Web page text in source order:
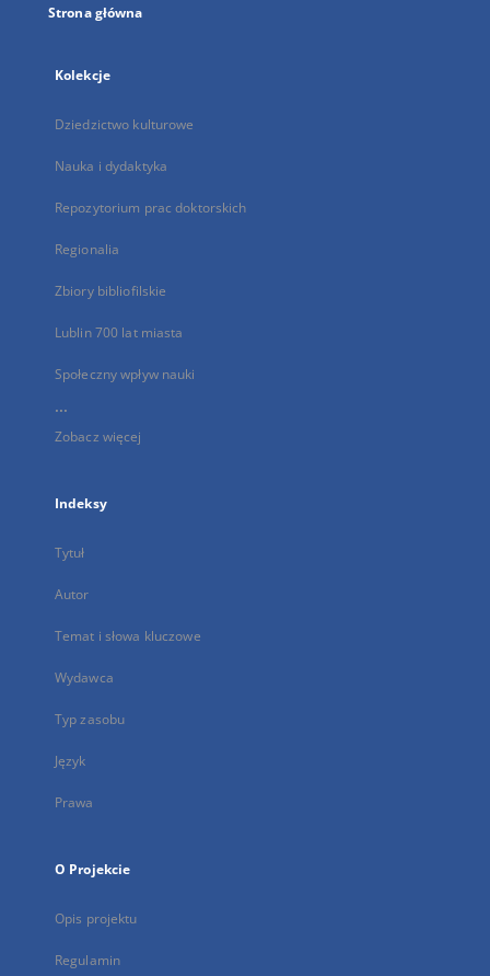
Strona główna
Kolekcje
Dziedzictwo kulturowe
Nauka i dydaktyka
Repozytorium prac doktorskich
Regionalia
Zbiory bibliofilskie
Lublin 700 lat miasta
Społeczny wpływ nauki
...
Zobacz więcej
Indeksy
Tytuł
Autor
Temat i słowa kluczowe
Wydawca
Typ zasobu
Język
Prawa
O Projekcie
Opis projektu
Regulamin